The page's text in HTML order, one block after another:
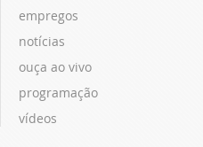
empregos
notícias
ouça ao vivo
programação
vídeos